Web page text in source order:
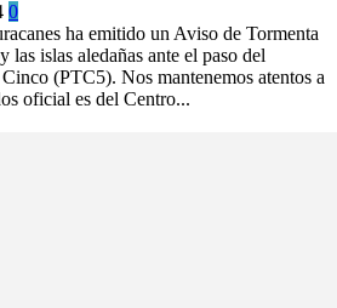
0
ha emitido un Aviso de Tormenta
islas aledañas ante el paso del
(PTC5). Nos mantenemos atentos a
oficial es del Centro...